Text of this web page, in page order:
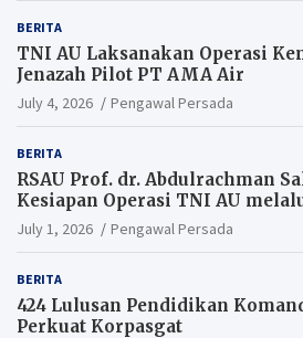
BERITA
TNI AU Laksanakan Operasi
Jenazah Pilot PT AMA Air
July 4, 2026 Pengawal Persada
BERITA
RSAU Prof. dr. Abdulrachman
Kesiapan Operasi TNI AU
Andal
July 1, 2026 Pengawal Persada
BERITA
424 Lulusan Pendidikan
Perkuat Korpasgat